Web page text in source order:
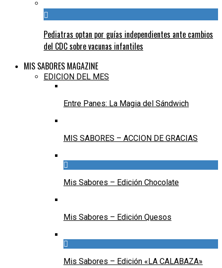
Pediatras optan por guías independientes ante cambios
del CDC sobre vacunas infantiles
MIS SABORES MAGAZINE
EDICION DEL MES
Entre Panes: La Magia del Sándwich
MIS SABORES – ACCION DE GRACIAS
Mis Sabores – Edición Chocolate
Mis Sabores – Edición Quesos
Mis Sabores – Edición «LA CALABAZA»